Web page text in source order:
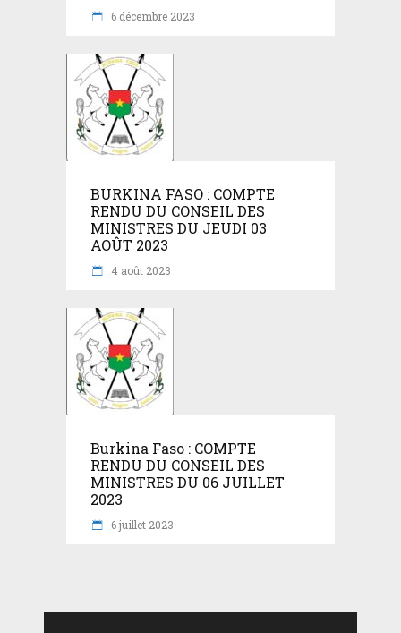
6 décembre 2023
BURKINA FASO : COMPTE
RENDU DU CONSEIL DES
MINISTRES DU JEUDI 03
AOÛT 2023
4 août 2023
Burkina Faso : COMPTE
RENDU DU CONSEIL DES
MINISTRES DU 06 JUILLET
2023
6 juillet 2023